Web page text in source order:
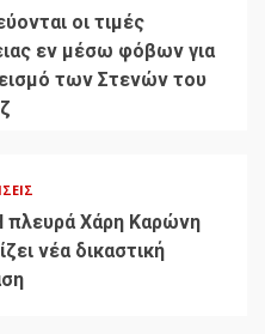
οι τιμές
εν μέσω φόβων για
των Στενών του
πλευρά Χάρη Καρώνη
νέα δικαστική